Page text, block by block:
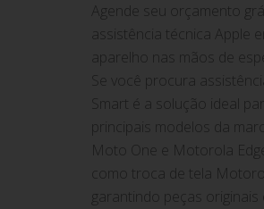
Agende seu orçamento
assistência técnica Apple
aparelho nas mãos de
Se você procura
Smart é a solução ideal
principais modelos da
Moto One e Motorola
como troca de tela
garantindo peças